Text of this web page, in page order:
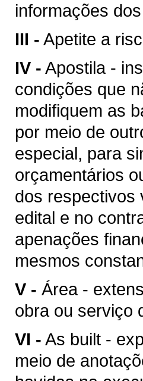
informações
III - Apetite a
IV - Apostila -
condições que
modifiquem as
por meio de
especial, para
orçamentários
dos respectivos
edital e no
apenações
mesmos
V - Área -
obra ou serviço
VI - As built -
meio de